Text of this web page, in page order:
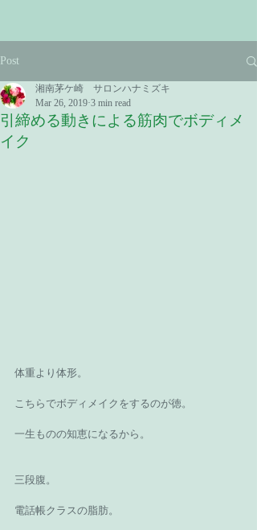
Post
引締める動きによる筋肉でボディメ
イク
湘南茅ケ崎 サロンハナミズキ
Mar 26, 2019 3 min read
体重より体形。
こちらでボディメイクをするのが徳。
一生ものの知恵になるから。
三段腹。
電話帳クラスの脂肪。